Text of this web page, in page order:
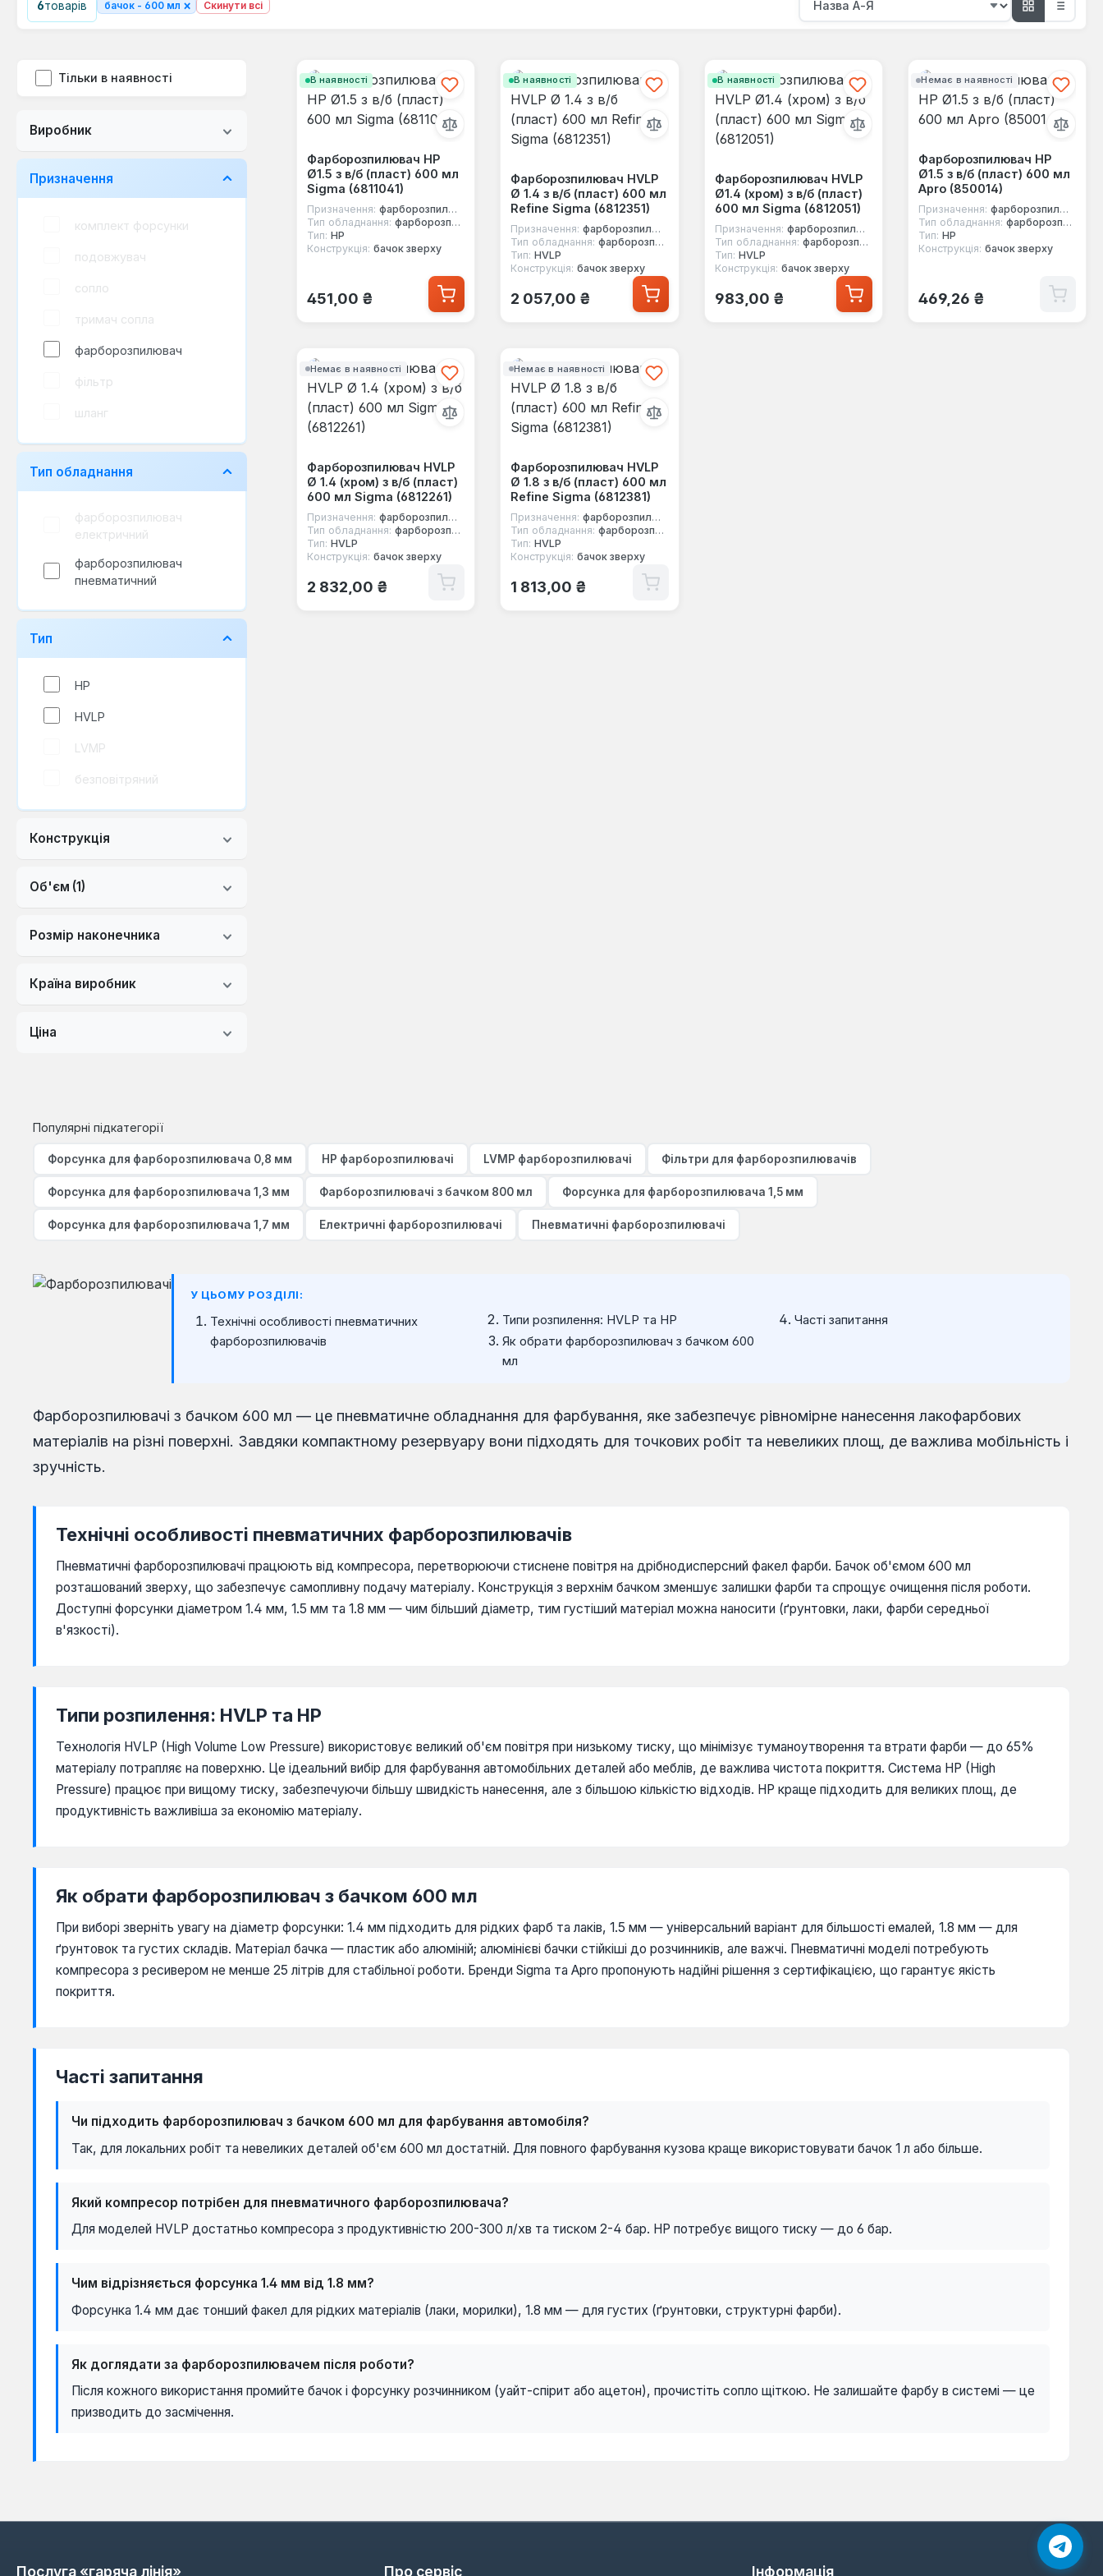
6товарів бачок - 600 мл × Скинути всі
Тільки в наявності
Виробник
Призначення
комплект форсунки
подовжувач
сопло
тримач сопла
фарборозпилювач
фільтр
шланг
Тип обладнання
фарборозпилювач
електричний
фарборозпилювач
пневматичний
Тип
HP
HVLP
LVMP
безповітряний
Конструкція
Об'єм (1)
Розмір наконечника
Країна виробник
Ціна
В наявності
Фарборозпилювач HP
Ø1.5 з в/б (пласт) 600 мл
Sigma (6811041)
Призначення: фарборозпилювач
Тип обладнання: фарборозпилювач пневматичний
Тип: HP
Конструкція: бачок зверху
Звичайна ціна:
451,00 ₴
В наявності
Фарборозпилювач HVLP
Ø 1.4 з в/б (пласт) 600 мл
Refine Sigma (6812351)
Призначення: фарборозпилювач
Тип обладнання: фарборозпилювач пневматичний
Тип: HVLP
Конструкція: бачок зверху
Звичайна ціна:
2 057,00 ₴
В наявності
Фарборозпилювач HVLP
Ø1.4 (хром) з в/б (пласт)
600 мл Sigma (6812051)
Призначення: фарборозпилювач
Тип обладнання: фарборозпилювач пневматичний
Тип: HVLP
Конструкція: бачок зверху
Звичайна ціна:
983,00 ₴
Немає в наявності
Фарборозпилювач HP
Ø1.5 з в/б (пласт) 600 мл
Apro (850014)
Призначення: фарборозпилювач
Тип обладнання: фарборозпилювач пневматичний
Тип: HP
Конструкція: бачок зверху
Звичайна ціна:
469,26 ₴
Немає в наявності
Фарборозпилювач HVLP
Ø 1.4 (хром) з в/б (пласт)
600 мл Sigma (6812261)
Призначення: фарборозпилювач
Тип обладнання: фарборозпилювач пневматичний
Тип: HVLP
Конструкція: бачок зверху
Звичайна ціна:
2 832,00 ₴
Немає в наявності
Фарборозпилювач HVLP
Ø 1.8 з в/б (пласт) 600 мл
Refine Sigma (6812381)
Призначення: фарборозпилювач
Тип обладнання: фарборозпилювач пневматичний
Тип: HVLP
Конструкція: бачок зверху
Звичайна ціна:
1 813,00 ₴
Популярні підкатегорії
Форсунка для фарборозпилювача 0,8 мм HP фарборозпилювачі LVMP фарборозпилювачі Фільтри для фарборозпилювачів
Форсунка для фарборозпилювача 1,3 мм Фарборозпилювачі з бачком 800 мл Форсунка для фарборозпилювача 1,5 мм
Форсунка для фарборозпилювача 1,7 мм Електричні фарборозпилювачі Пневматичні фарборозпилювачі
У ЦЬОМУ РОЗДІЛІ:
Технічні особливості пневматичних
фарборозпилювачів
Типи розпилення: HVLP та HP
Як обрати фарборозпилювач з бачком 600
мл
Часті запитання
Фарборозпилювачі з бачком 600 мл — це пневматичне обладнання для фарбування, яке забезпечує рівномірне нанесення лакофарбових
матеріалів на різні поверхні. Завдяки компактному резервуару вони підходять для точкових робіт та невеликих площ, де важлива мобільність і
зручність.
Технічні особливості пневматичних фарборозпилювачів
Пневматичні фарборозпилювачі працюють від компресора, перетворюючи стиснене повітря на дрібнодисперсний факел фарби. Бачок об'ємом 600 мл
розташований зверху, що забезпечує самопливну подачу матеріалу. Конструкція з верхнім бачком зменшує залишки фарби та спрощує очищення після роботи.
Доступні форсунки діаметром 1.4 мм, 1.5 мм та 1.8 мм — чим більший діаметр, тим густіший матеріал можна наносити (ґрунтовки, лаки, фарби середньої
в'язкості).
Типи розпилення: HVLP та HP
Технологія HVLP (High Volume Low Pressure) використовує великий об'єм повітря при низькому тиску, що мінімізує туманоутворення та втрати фарби — до 65%
матеріалу потрапляє на поверхню. Це ідеальний вибір для фарбування автомобільних деталей або меблів, де важлива чистота покриття. Система HP (High
Pressure) працює при вищому тиску, забезпечуючи більшу швидкість нанесення, але з більшою кількістю відходів. HP краще підходить для великих площ, де
продуктивність важливіша за економію матеріалу.
Як обрати фарборозпилювач з бачком 600 мл
При виборі зверніть увагу на діаметр форсунки: 1.4 мм підходить для рідких фарб та лаків, 1.5 мм — універсальний варіант для більшості емалей, 1.8 мм — для
ґрунтовок та густих складів. Матеріал бачка — пластик або алюміній; алюмінієві бачки стійкіші до розчинників, але важчі. Пневматичні моделі потребують
компресора з ресивером не менше 25 літрів для стабільної роботи. Бренди Sigma та Apro пропонують надійні рішення з сертифікацією, що гарантує якість
покриття.
Часті запитання
Чи підходить фарборозпилювач з бачком 600 мл для фарбування автомобіля?
Так, для локальних робіт та невеликих деталей об'єм 600 мл достатній. Для повного фарбування кузова краще використовувати бачок 1 л або більше.
Який компресор потрібен для пневматичного фарборозпилювача?
Для моделей HVLP достатньо компресора з продуктивністю 200-300 л/хв та тиском 2-4 бар. HP потребує вищого тиску — до 6 бар.
Чим відрізняється форсунка 1.4 мм від 1.8 мм?
Форсунка 1.4 мм дає тонший факел для рідких матеріалів (лаки, морилки), 1.8 мм — для густих (ґрунтовки, структурні фарби).
Як доглядати за фарборозпилювачем після роботи?
Після кожного використання промийте бачок і форсунку розчинником (уайт-спірит або ацетон), прочистіть сопло щіткою. Не залишайте фарбу в системі — це
призводить до засмічення.
Послуга «гаряча лінія» Про сервіс Інформація